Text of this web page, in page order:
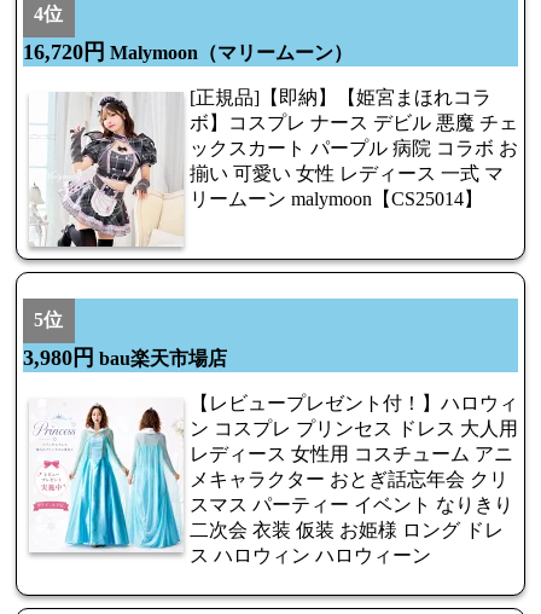
4位
16,720円 Malymoon（マリームーン）
[正規品]【即納】【姫宮まほれコラ
ボ】コスプレ ナース デビル 悪魔 チェ
ックスカート パープル 病院 コラボ お
揃い 可愛い 女性 レディース 一式 マ
リームーン malymoon【CS25014】
5位
3,980円 bau楽天市場店
【レビュープレゼント付！】ハロウィ
ン コスプレ プリンセス ドレス 大人用
レディース 女性用 コスチューム アニ
メキャラクター おとぎ話忘年会 クリ
スマス パーティー イベント なりきり
二次会 衣装 仮装 お姫様 ロング ドレ
ス ハロウィン ハロウィーン